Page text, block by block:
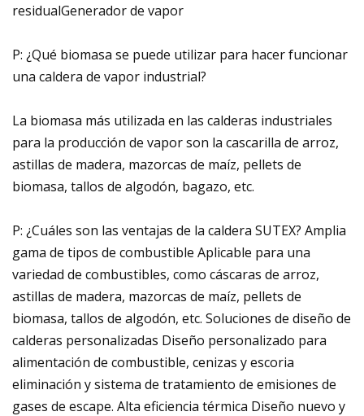
residualGenerador de vapor
P: ¿Qué biomasa se puede utilizar para hacer funcionar
una caldera de vapor industrial?
La biomasa más utilizada en las calderas industriales
para la producción de vapor son la cascarilla de arroz,
astillas de madera, mazorcas de maíz, pellets de
biomasa, tallos de algodón, bagazo, etc.
P: ¿Cuáles son las ventajas de la caldera SUTEX? Amplia
gama de tipos de combustible Aplicable para una
variedad de combustibles, como cáscaras de arroz,
astillas de madera, mazorcas de maíz, pellets de
biomasa, tallos de algodón, etc. Soluciones de diseño de
calderas personalizadas Diseño personalizado para
alimentación de combustible, cenizas y escoria
eliminación y sistema de tratamiento de emisiones de
gases de escape. Alta eficiencia térmica Diseño nuevo y